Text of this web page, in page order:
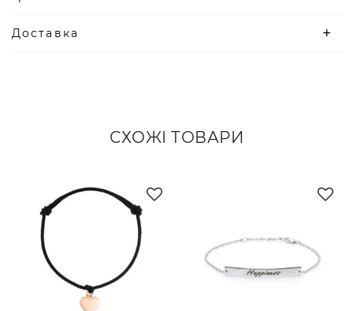
Доставка
СХОЖІ ТОВАРИ